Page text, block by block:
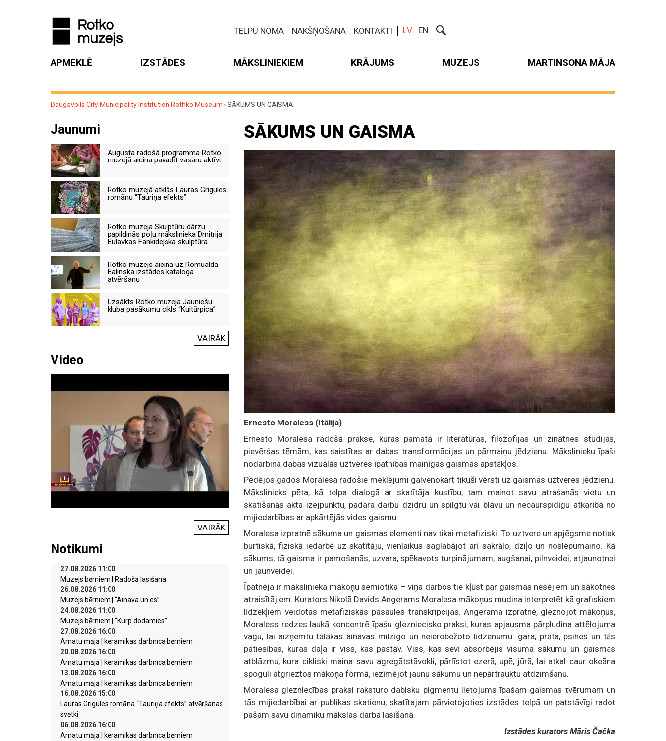
TELPU NOMA NAKŠŅOŠANA KONTAKTI LV EN
APMEKLĒ IZSTĀDES MĀKSLINIEKIEM KRĀJUMS MUZEJS MARTINSONA MĀJA
Daugavpils City Municipality Institution Rothko Museum ›SĀKUMS UN GAISMA
SĀKUMS UN GAISMA
Ernesto Moraless (Itālija)
Ernesto Moralesa radošā prakse, kuras pamatā ir literatūras, filozofijas un zinātnes studijas,
pievēršas tēmām, kas saistītas ar dabas transformācijas un pārmaiņu jēdzienu. Mākslinieku īpaši
nodarbina dabas vizuālās uztveres īpatnības mainīgas gaismas apstākļos.
Pēdējos gados Moralesa radošie meklējumi galvenokārt tikuši vērsti uz gaismas uztveres jēdzienu.
Mākslinieks pēta, kā telpa dialogā ar skatītāja kustību, tam mainot savu atrašanās vietu un
skatīšanās akta izejpunktu, padara darbu dzidru un spilgtu vai blāvu un necaurspīdīgu atkarībā no
mijiedarbības ar apkārtējās vides gaismu.
Moralesa izpratnē sākuma un gaismas elementi nav tikai metafiziski. To uztvere un apjēgsme notiek
burtiskā, fiziskā iedarbē uz skatītāju, vienlaikus saglabājot arī sakrālo, dziļo un noslēpumaino. Kā
sākums, tā gaisma ir pamošanās, uzvara, spēkavots turpinājumam, augšanai, pilnveidei, atjaunotnei
un jaunveidei.
Īpatnēja ir mākslinieka mākoņu semiotika – viņa darbos tie kļūst par gaismas nesējiem un sākotnes
atraisītājiem. Kurators Nikolā Davids Angerams Moralesa mākoņus mudina interpretēt kā grafiskiem
līdzekļiem veidotas metafiziskās pasaules transkripcijas. Angerama izpratnē, gleznojot mākoņus,
Moraless redzes laukā koncentrē īpašu glezniecisko praksi, kuras apjausma pārpludina attēlojuma
vagu, lai aizņemtu tālākas ainavas milzīgo un neierobežoto līdzenumu: gara, prāta, psihes un tās
patiesības, kuras daļa ir viss, kas pastāv. Viss, kas sevī absorbējis visuma sākumu un gaismas
atblāzmu, kura cikliski maina savu agregātstāvokli, pārlīstot ezerā, upē, jūrā, lai atkal caur okeāna
spoguli atgrieztos mākoņa formā, iezīmējot jaunu sākumu un nepārtrauktu atdzimšanu.
Moralesa glezniecības praksi raksturo dabisku pigmentu lietojums īpašam gaismas tvērumam un
tās mijiedarbībai ar publikas skatienu, skatītajam pārvietojoties izstādes telpā un patstāvīgi radot
pašam savu dinamiku mākslas darba lasīšanā.
Izstādes kurators Māris Čačka
Jaunumi
Augusta radošā programma Rotko
muzejā aicina pavadīt vasaru aktīvi
Rotko muzejā atklās Lauras Grigules
romānu “Tauriņa efekts”
Rotko muzeja Skulptūru dārzu
papildinās poļu mākslinieka Dmitrija
Bulavkas Fankidejska skulptūra
Rotko muzejs aicina uz Romualda
Balinska izstādes kataloga
atvēršanu
Uzsākts Rotko muzeja Jauniešu
kluba pasākumu cikls “Kultūrpica”
VAIRĀK
Video
VAIRĀK
Notikumi
27.08.2026 11:00
Muzejs bērniem | Radošā lasīšana
26.08.2026 11:00
Muzejs bērniem | “Ainava un es”
24.08.2026 11:00
Muzejs bērniem | “Kurp dodamies”
27.08.2026 16:00
Amatu mājā | keramikas darbnīca bērniem
20.08.2026 16:00
Amatu mājā | keramikas darbnīca bērniem
13.08.2026 16:00
Amatu mājā | keramikas darbnīca bērniem
16.08.2026 15:00
Lauras Grigules romāna “Tauriņa efekts” atvēršanas
svētki
06.08.2026 16:00
Amatu mājā | keramikas darbnīca bērniem